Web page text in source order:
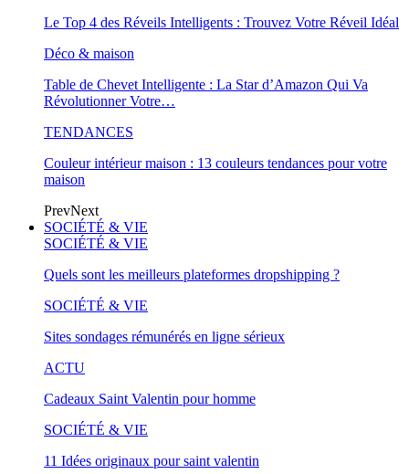
Le Top 4 des Réveils Intelligents : Trouvez Votre Réveil Idéal
Déco & maison
Table de Chevet Intelligente : La Star d’Amazon Qui Va
Révolutionner Votre…
TENDANCES
Couleur intérieur maison : 13 couleurs tendances pour votre
maison
PrevNext
SOCIÉTÉ & VIE
SOCIÉTÉ & VIE
Quels sont les meilleurs plateformes dropshipping ?
SOCIÉTÉ & VIE
Sites sondages rémunérés en ligne sérieux
ACTU
Cadeaux Saint Valentin pour homme
SOCIÉTÉ & VIE
11 Idées originaux pour saint valentin